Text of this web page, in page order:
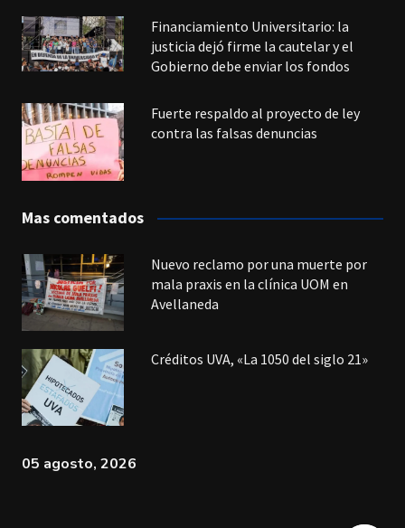
Financiamiento Universitario: la
justicia dejó firme la cautelar y el
Gobierno debe enviar los fondos
Fuerte respaldo al proyecto de ley
contra las falsas denuncias
Mas comentados
Nuevo reclamo por una muerte por
mala praxis en la clínica UOM en
Avellaneda
Créditos UVA, «La 1050 del siglo 21»
05 agosto, 2026